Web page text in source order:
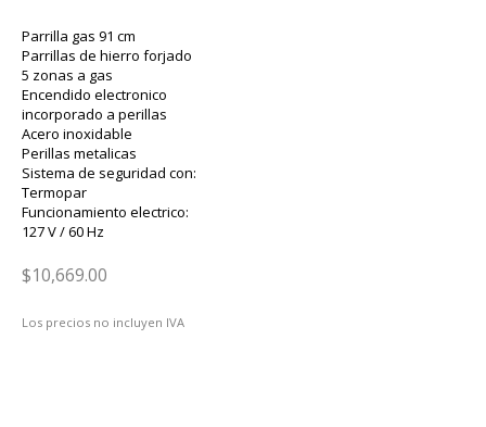
Parrilla gas 91 cm
Parrillas de hierro forjado
5 zonas a gas
Encendido electronico
incorporado a perillas
Acero inoxidable
Perillas metalicas
Sistema de seguridad con:
Termopar
Funcionamiento electrico:
127 V / 60 Hz
$10,669.00
Los precios no incluyen IVA